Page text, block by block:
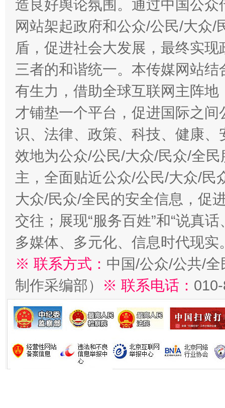
造良好舆论氛围。通过中国公
网站架起政府和公众/公民/大众
盾，促进社会大发展，最终实
三者的和谐统一。本传媒网站
有生力，借助全球互联网主阵
才铺垫一个平台，促进国际之
识、法律、政策、科技、健康
效地为公众/公民/大众/民众/全
主，全面贴近公众/公民/大众/民
大众/民众/全民的安全信息，促
交往；展现“服务百姓”和“说真
多媒体、多元化、信息时代现实
※ 联系方式： 中国/公众/公共/
制作采编部）
※ 联系电话：